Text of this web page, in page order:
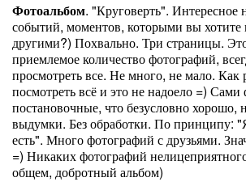
Фотоальбом. "Круговерть". Интересное
событий, моментов, которыми вы хотите
другими?) Похвально. Три страницы.
приемлемое количество фотографий,
просмотреть все. Не много, не мало. Как
посмотреть всё и это не надоело =)
постановочные, что безусловно хорошо,
выдумки. Без обработки. По принципу:
есть". Много фотографий с друзьями.
=) Никаких фотографий
общем, добротный альбом)